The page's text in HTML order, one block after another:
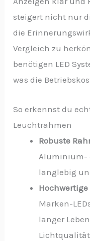
steigert nicht nur
die
Vergleich zu
benötigen LED
was die
So erkennst du
Leuchtrahmen
Robuste
Aluminium-
langlebig
Hochwertige
Marken-
langer